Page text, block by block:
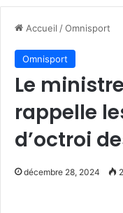
Accueil /Omnisport
Omnisport
Le
rappelle
d’octroi
décembre 28, 2024